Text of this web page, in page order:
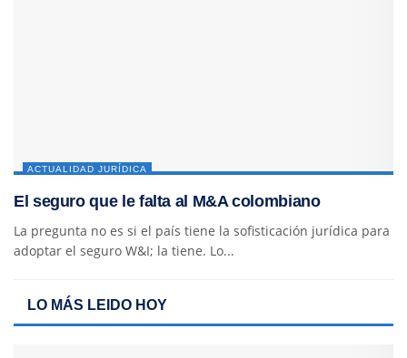
ACTUALIDAD JURÍDICA
El seguro que le falta al M&A colombiano
La pregunta no es si el país tiene la sofisticación jurídica para
adoptar el seguro W&I; la tiene. Lo...
LO MÁS LEIDO HOY